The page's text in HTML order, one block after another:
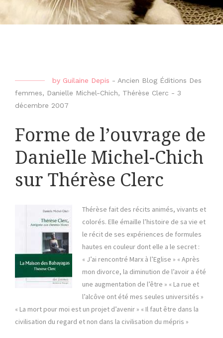
by Guilaine Depis - Ancien Blog Éditions Des
femmes, Danielle Michel-Chich, Thérèse Clerc - 3
décembre 2007
Forme de l’ouvrage de
Danielle Michel-Chich
sur Thérèse Clerc
Thérèse fait des récits animés, vivants et
colorés. Elle émaille l’histoire de sa vie et
le récit de ses expériences de formules
hautes en couleur dont elle a le secret :
« J’ai rencontré Marx à l’Eglise » « Après
mon divorce, la diminution de l’avoir a été
une augmentation de l’être » « La rue et
l’alcôve ont été mes seules universités »
« La mort pour moi est un projet d’avenir » « Il faut être dans la
civilisation du regard et non dans la civilisation du mépris »